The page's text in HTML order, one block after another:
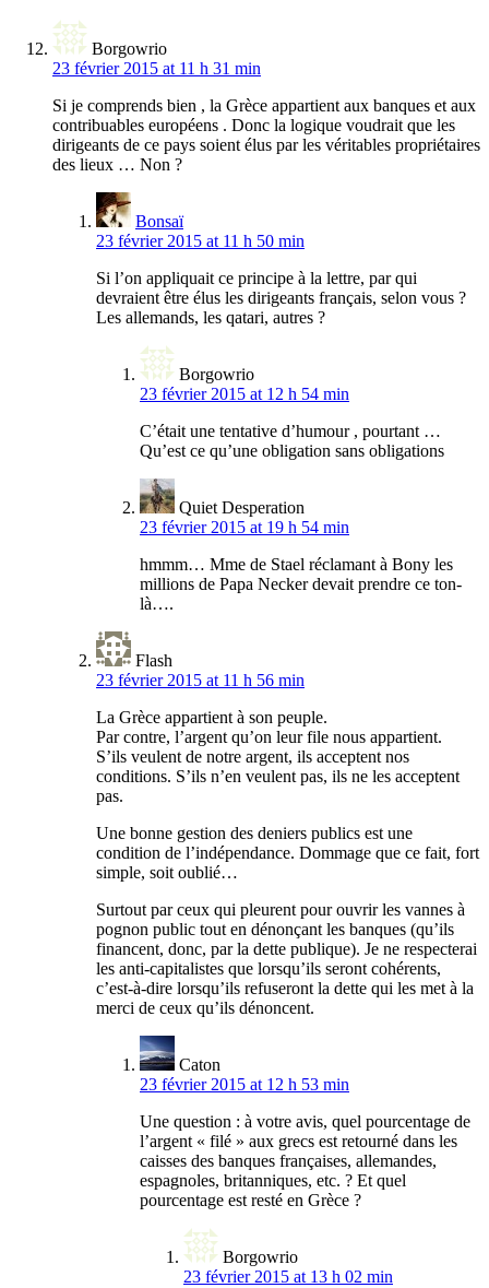
Borgowrio
23 février 2015 at 11 h 31 min
Si je comprends bien , la Grèce appartient aux banques et aux
contribuables européens . Donc la logique voudrait que les
dirigeants de ce pays soient élus par les véritables propriétaires
des lieux … Non ?
Bonsaï
23 février 2015 at 11 h 50 min
Si l’on appliquait ce principe à la lettre, par qui
devraient être élus les dirigeants français, selon vous ?
Les allemands, les qatari, autres ?
Borgowrio
23 février 2015 at 12 h 54 min
C’était une tentative d’humour , pourtant …
Qu’est ce qu’une obligation sans obligations
Quiet Desperation
23 février 2015 at 19 h 54 min
hmmm… Mme de Stael réclamant à Bony les
millions de Papa Necker devait prendre ce ton-
là….
Flash
23 février 2015 at 11 h 56 min
La Grèce appartient à son peuple.
Par contre, l’argent qu’on leur file nous appartient.
S’ils veulent de notre argent, ils acceptent nos
conditions. S’ils n’en veulent pas, ils ne les acceptent
pas.
Une bonne gestion des deniers publics est une
condition de l’indépendance. Dommage que ce fait, fort
simple, soit oublié…
Surtout par ceux qui pleurent pour ouvrir les vannes à
pognon public tout en dénonçant les banques (qu’ils
financent, donc, par la dette publique). Je ne respecterai
les anti-capitalistes que lorsqu’ils seront cohérents,
c’est-à-dire lorsqu’ils refuseront la dette qui les met à la
merci de ceux qu’ils dénoncent.
Caton
23 février 2015 at 12 h 53 min
Une question : à votre avis, quel pourcentage de
l’argent « filé » aux grecs est retourné dans les
caisses des banques françaises, allemandes,
espagnoles, britanniques, etc. ? Et quel
pourcentage est resté en Grèce ?
Borgowrio
23 février 2015 at 13 h 02 min